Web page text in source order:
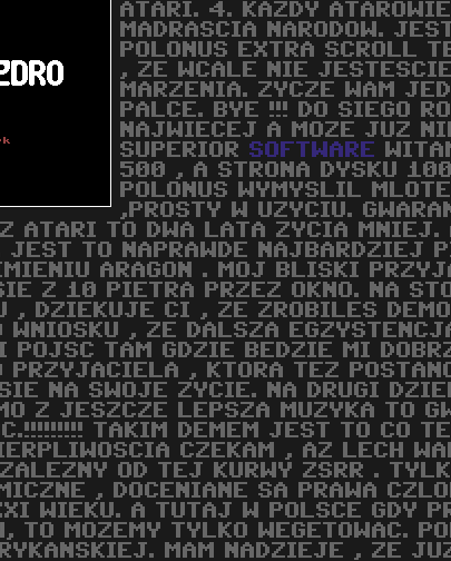
ATARI. 4. KAZDY
MADRASCIA NARODOW.
POLONUS EXTRA SCROLL
, ZE WCALE NIE
MARZENIA. ZYCZE WAM
PALCE. BYE !!! DO SIEGO
NAJWIECEJ A MOZE JUZ
SUPERIOR SOFTWARE
500 , A STRONA DYSKU
POLONUS WYMYSLIL
,PROSTY W UZYCIU.
ATARI TO DWA LATA ZYCIA MNIEJ.
JEST TO NAPRAWDE NAJBARDZIEJ
ARAGON . MOJ BLISKI
Z 10 PIETRA PRZEZ OKNO. NA
, DZIEKUJE CI , ZE ZROBILES
WNIOSKU , ZE DALSZA
POJSC TAM GDZIE BEDZIE MI
PRZYJACIELA , KTORA TEZ
NA SWOJE ZYCIE. NA DRUGI
Z JESZCZE LEPSZA MUZYKA TO
TAKIM DEMEM JEST TO CO
CZEKAM , AZ LECH
OD TEJ KURWY ZSRR .
, DOCENIANE SA PRAWA
WIEKU. A TUTAJ W POLSCE GDY
TO MOZEMY TYLKO WEGETOWAC.
MAM NADZIEJE , ZE